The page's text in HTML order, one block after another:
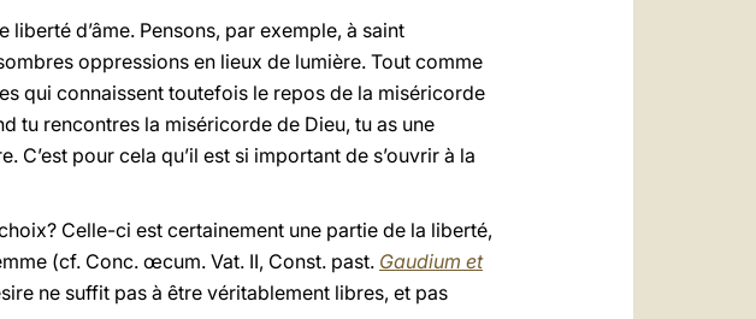
d’âme. Pensons, par exemple, à saint
oppressions en lieux de lumière. Tout comme
qui connaissent toutefois le repos de la miséricorde
tu rencontres la miséricorde de Dieu, tu as une
pour cela qu’il est si important de s’ouvrir à la
Celle-ci est certainement une partie de la liberté,
(cf. Conc. œcum. Vat. II, Const. past. Gaudium et
ne suffit pas à être véritablement libres, et pas